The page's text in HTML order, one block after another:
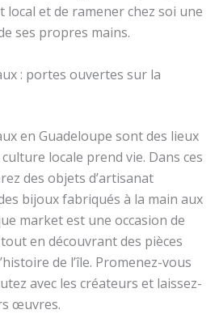
local et de ramener chez soi une
ses propres mains.
: portes ouvertes sur la
en Guadeloupe sont des lieux
locale prend vie. Dans ces
des objets d’artisanat
bijoux fabriqués à la main aux
market est une occasion de
en découvrant des pièces
de l’île. Promenez-vous
avec les créateurs et laissez-
œuvres.